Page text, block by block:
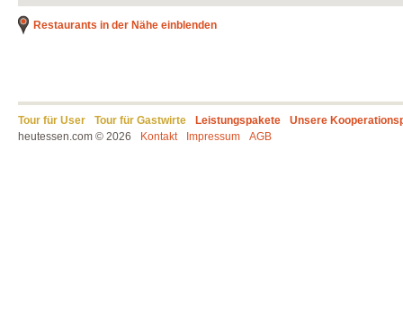
Restaurants in der Nähe einblenden
Tour für User Tour für Gastwirte Leistungspakete
Unsere
heutessen.com © 2026
Kontakt Impressum AGB